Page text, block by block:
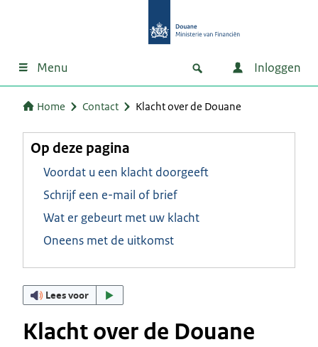
Menu Inloggen
Home Contact Klacht over de Douane
Op deze pagina
Voordat u een klacht doorgeeft
Schrijf een e-mail of brief
Wat er gebeurt met uw klacht
Oneens met de uitkomst
Lees voor
Klacht over de Douane